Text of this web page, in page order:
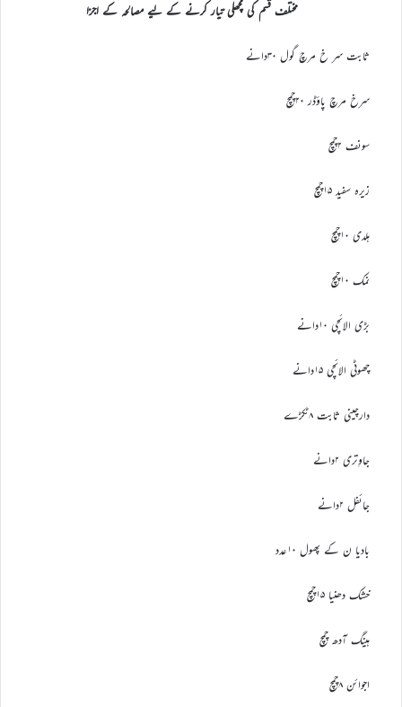
مختلف قسم کی مچھلی تیار کرنے کے لیے مصالحہ کے اجزا
ثابت سر خ مرچ گول ۳۰دانے
سرخ مرچ پاؤڈر ۲۰چمچ
سونف ۲چمچ
زیرہ سفید ۱۵چمچ
ہلدی ۱۰چمچ
نمک ۱۰چمچ
بڑی الائچی ۱۰دانے
چھوٹی الائچی ۱۵دانے
دارچینی ثابت ۸ٹکڑے
جاوِتری ۲دانے
جائفل ۲دانے
بادیا ن کے پھول ۱۰عدد
خشک دھنیا ۱۵چمچ
ہینگ آدھ چمچ
اجوائن ۸چمچ